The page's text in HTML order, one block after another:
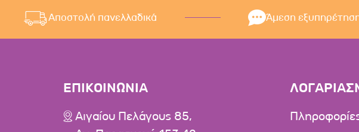
Αποστολή πανελλαδικά Άμεση
ΕΠΙΚΟΙΝΩΝΙΑ
Αιγαίου Πελάγους 85,